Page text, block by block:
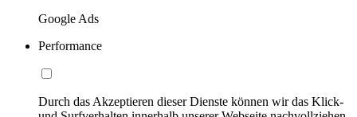
Google Ads
Performance
Durch das Akzeptieren dieser Dienste können wir das Klick-